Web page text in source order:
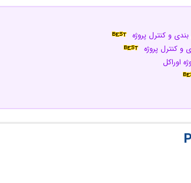
بندی و کنترل پروژه
و کنترل پروژه
اوراکل